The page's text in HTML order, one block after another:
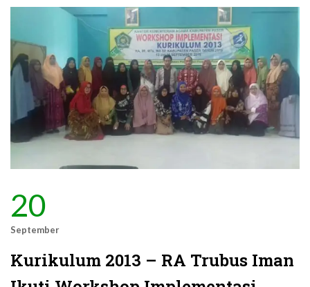
20
September
Kurikulum 2013 – RA Trubus Iman